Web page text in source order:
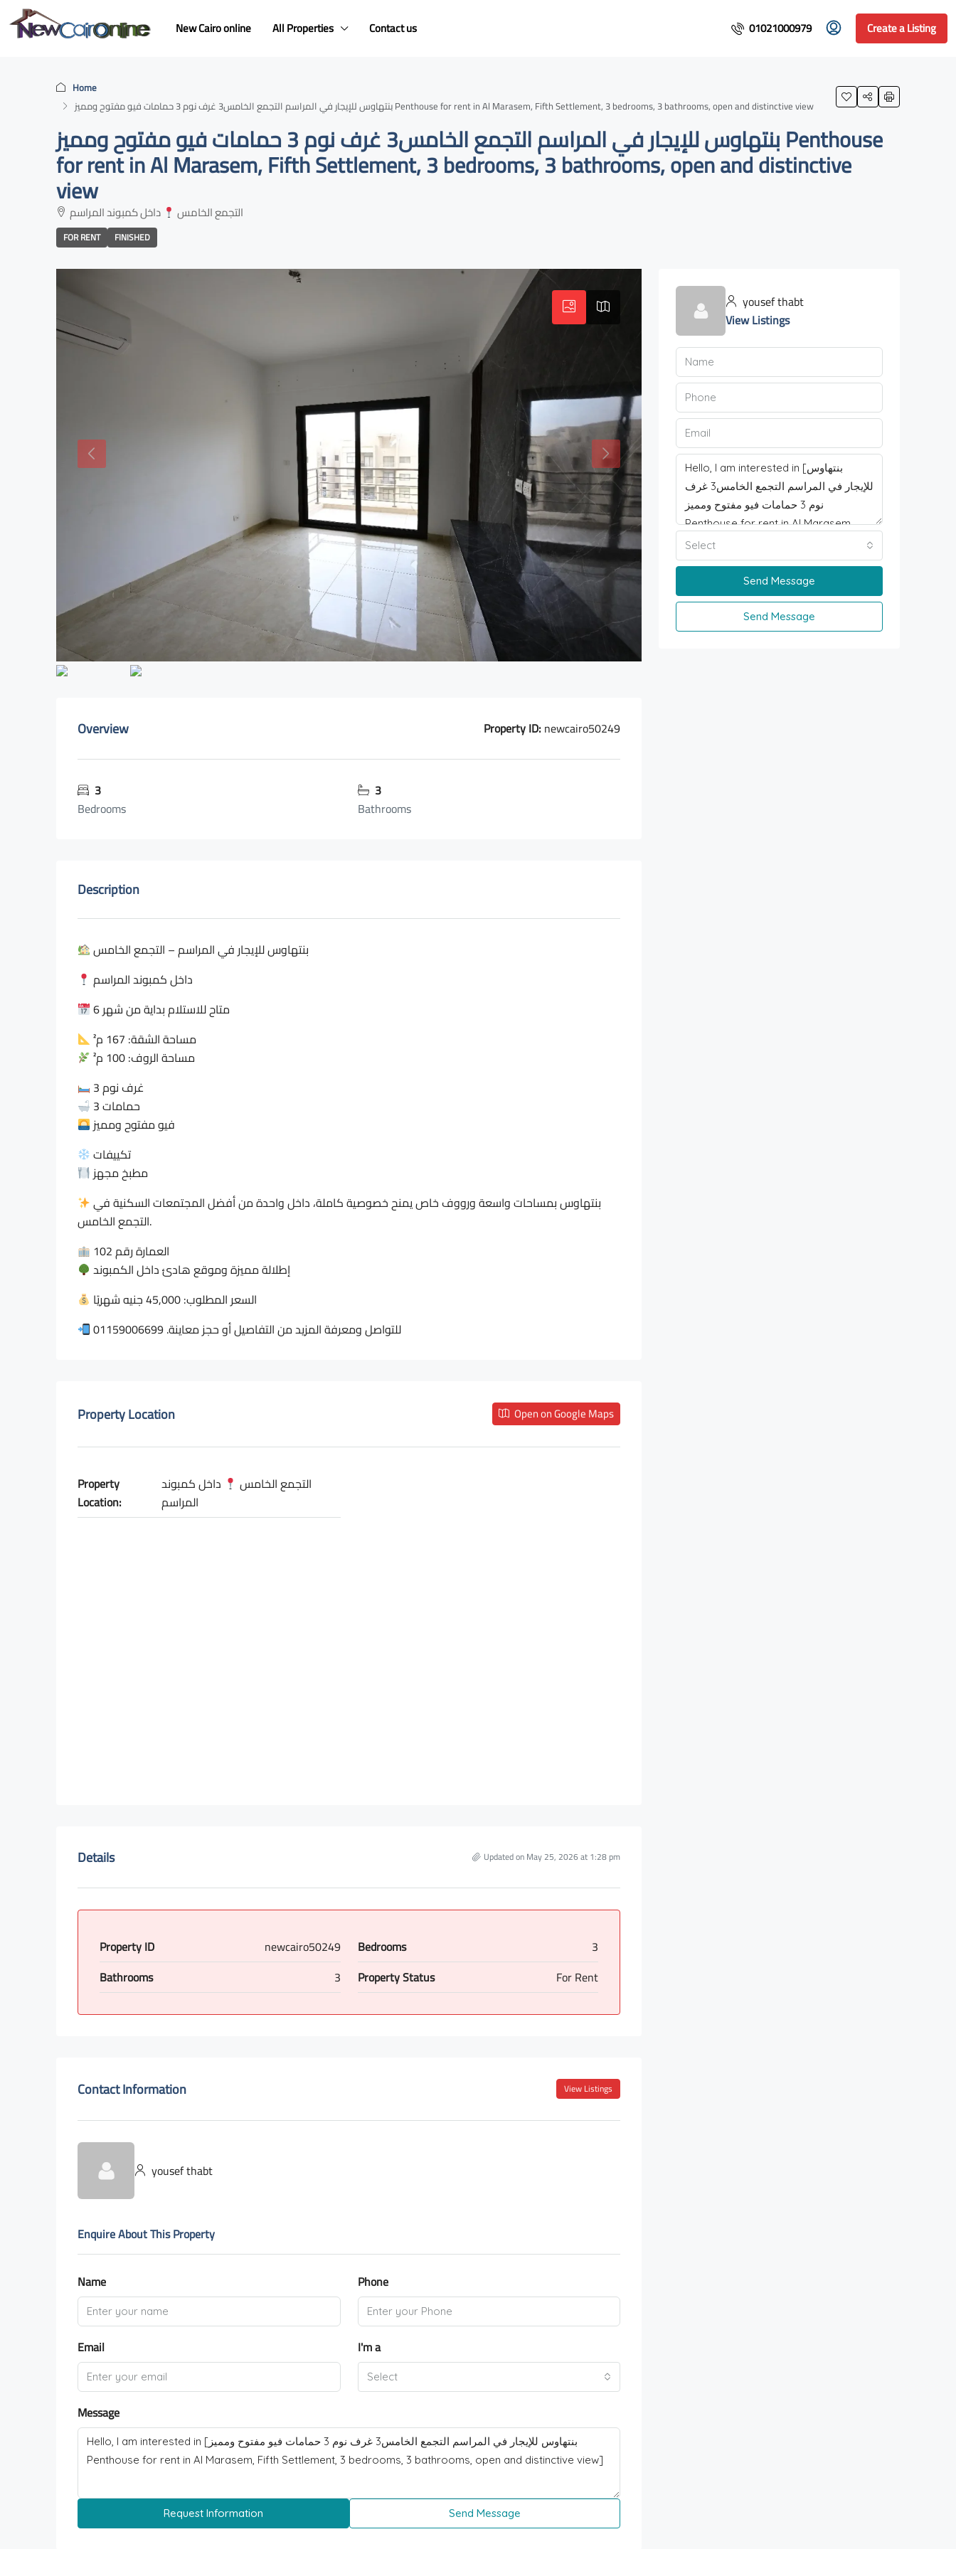
New Cairo online All Properties Contact us 01021000979 Create a Listing
Home
بنتهاوس للإيجار في المراسم التجمع الخامس3 غرف نوم 3 حمامات فيو مفتوح ومميز Penthouse for rent in Al Marasem, Fifth Settlement, 3 bedrooms, 3 bathrooms, open and distinctive view
بنتهاوس للإيجار في المراسم التجمع الخامس3 غرف نوم 3 حمامات فيو مفتوح ومميز Penthouse
for rent in Al Marasem, Fifth Settlement, 3 bedrooms, 3 bathrooms, open and distinctive
view
التجمع الخامس داخل كمبوند المراسم
FOR RENT FINISHED
Overview Property ID: newcairo50249
3
Bedrooms
3
Bathrooms
Description
بنتهاوس للإيجار في المراسم – التجمع الخامس
داخل كمبوند المراسم
متاح للاستلام بداية من شهر 6
مساحة الشقة: 167 م²
مساحة الروف: 100 م²
3 غرف نوم
3 حمامات
فيو مفتوح ومميز
تكييفات
مطبخ مجهز
بنتهاوس بمساحات واسعة ورووف خاص يمنح خصوصية كاملة، داخل واحدة من أفضل المجتمعات السكنية في
التجمع الخامس.
العمارة رقم 102
إطلالة مميزة وموقع هادئ داخل الكمبوند
السعر المطلوب: 45,000 جنيه شهريًا
للتواصل ومعرفة المزيد من التفاصيل أو حجز معاينة. 01159006699
Property Location Open on Google Maps
Property
Location:
التجمع الخامس
داخل كمبوند
المراسم
Details Updated on May 25, 2026 at 1:28 pm
Property ID newcairo50249 Bedrooms
3
Bathrooms
3 Property Status For Rent
Contact Information View Listings
yousef thabt
Enquire About This Property
Name Phone
Email I'm a
Select
Message
Request Information Send Message
yousef thabt
View Listings
Select
Send Message
Send Message